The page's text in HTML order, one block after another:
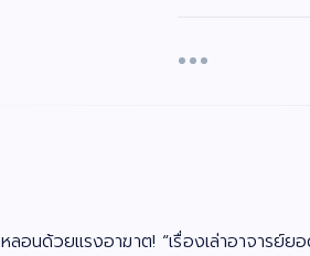
ลอนด้วยแรงอาฆาต! “เรื่องเล่าอาจารย์